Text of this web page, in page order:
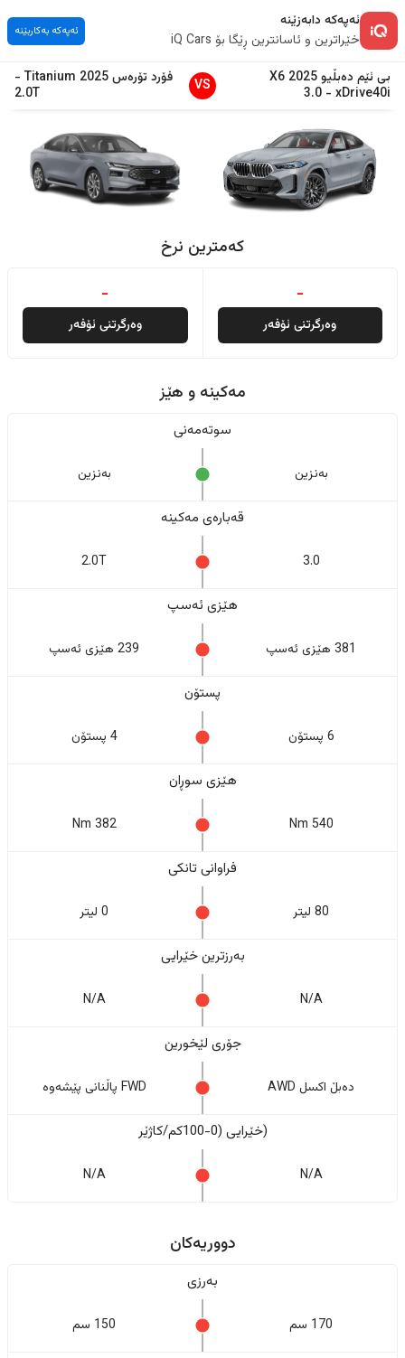
ئەپەکە دابەزێنە
خێراترین و ئاسانترین ڕێگا بۆ iQ Cars
ئەپەکە بەکاربێنە
بی ئێم دەبڵیو X6 2025
xDrive40i
-
3.0
VS فۆردتۆرەس2025
Titanium
-
2.0T
کەمترین نرخ
-
وەرگرتنی ئۆفەر
-
وەرگرتنی ئۆفەر
مەکینە و هێز
سوتەمەنی
بەنزین بەنزین
قەبارەی مەکینە
3.0
2.0T
هێزی ئەسپ
381 هێزی ئەسپ 239 هێزی ئەسپ
پستۆن
6 پستۆن 4 پستۆن
هێزی سوڕان
540 Nm
382 Nm
فراوانی تانکی
80 لیتر 0 لیتر
بەرزترین خێرایی
N/A
N/A
جۆری لێخورین
دەبڵ اکسل AWD FWD پاڵنانی پێشەوە
(خێرایی (0-100کم/کاژێر
N/A
N/A
دووریەکان
بەرزی
170 سم 150 سم